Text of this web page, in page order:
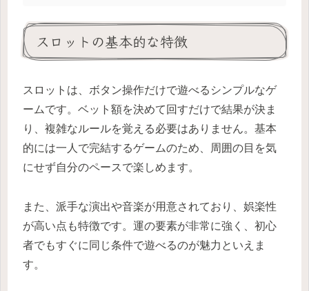
スロットの基本的な特徴
スロットは、ボタン操作だけで遊べるシンプルなゲ
ームです。ベット額を決めて回すだけで結果が決ま
り、複雑なルールを覚える必要はありません。基本
的には一人で完結するゲームのため、周囲の目を気
にせず自分のペースで楽しめます。
また、派手な演出や音楽が用意されており、娯楽性
が高い点も特徴です。運の要素が非常に強く、初心
者でもすぐに同じ条件で遊べるのが魅力といえま
す。